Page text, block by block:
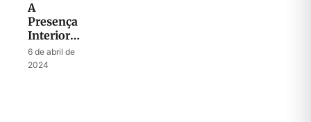
A
Presença
Interior
do
Espírito
6 de abril de
2024